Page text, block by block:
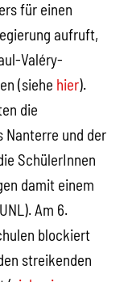
für einen
aufruft,
Valéry-
(siehe hier).
die
Nanterre und der
SchülerInnen
damit einem
Am 6.
blockiert
streikenden